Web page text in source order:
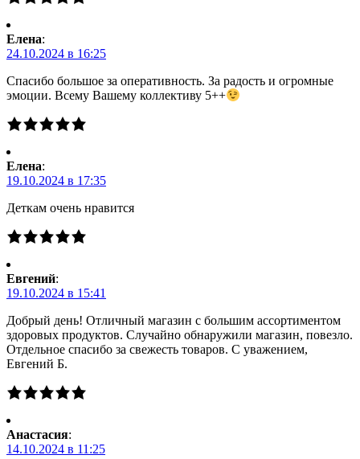
Елена:
24.10.2024 в 16:25
Спасибо большое за оперативность. За радость и огромные
эмоции. Всему Вашему коллективу 5++
Елена:
19.10.2024 в 17:35
Деткам очень нравится
Евгений:
19.10.2024 в 15:41
Добрый день! Отличный магазин с большим ассортиментом
здоровых продуктов. Случайно обнаружили магазин, повезло.
Отдельное спасибо за свежесть товаров. С уважением,
Евгений Б.
Анастасия:
14.10.2024 в 11:25